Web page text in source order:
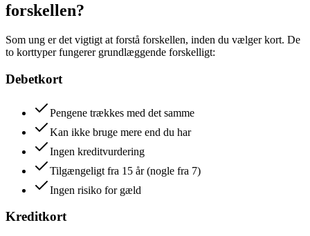
forskellen?
Som ung er det vigtigt at forstå forskellen, inden du vælger kort. De
to korttyper fungerer grundlæggende forskelligt:
Debetkort
Pengene trækkes med det samme
Kan ikke bruge mere end du har
Ingen kreditvurdering
Tilgængeligt fra 15 år (nogle fra 7)
Ingen risiko for gæld
Kreditkort